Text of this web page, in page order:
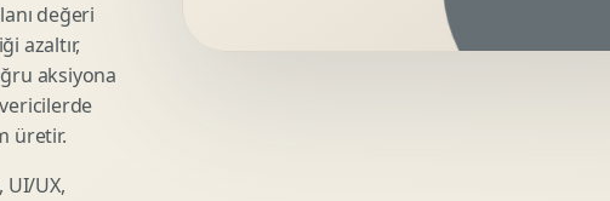
Kreatif Seti
Tasarimi
Gorseli
Banner Tasarimi
değeri
azaltır,
aksiyona
üretir.
UI/UX,